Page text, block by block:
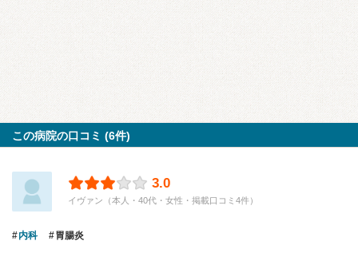
この病院の口コミ (6件)
3.0
イヴァン（本人・40代・女性・掲載口コミ4件）
内科 胃腸炎